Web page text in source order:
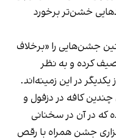
خشن‌تر برخورد
جشن‌هایی را «برخلاف
کرده و به نظر
در این زمینه‌اند.
کافه در دزفول و
که در آن در سخنانی
جشن همراه با رقص